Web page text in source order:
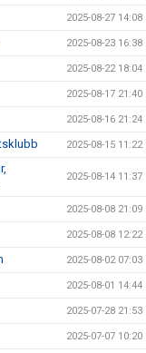
2025-08-27 14:08
2025-08-23 16:38
2025-08-22 18:04
2025-08-17 21:40
2025-08-16 21:24
2025-08-15 11:22
2025-08-14 11:37
2025-08-08 21:09
2025-08-08 12:22
2025-08-02 07:03
2025-08-01 14:44
2025-07-28 21:53
2025-07-07 10:20